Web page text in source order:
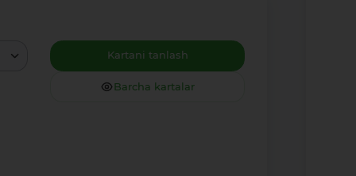
Kartani tanlash
Barcha kartalar